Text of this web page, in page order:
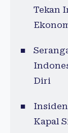
Tekan
Diri
Insiden
Kapal